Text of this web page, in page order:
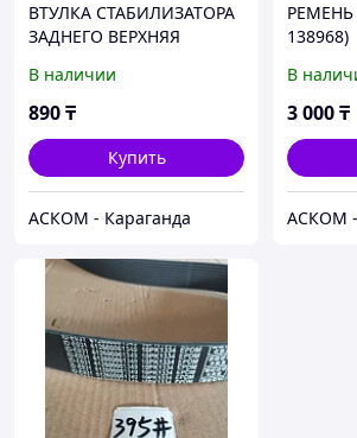
ВТУЛКА СТАБИЛИЗАТОРА
ЗАДНЕГО ВЕРХНЯЯ
В наличии
890₸
Купить
АСКОМ - Караганда
РЕМЕНЬ
138968)
В
3 000₸
АСКОМ -